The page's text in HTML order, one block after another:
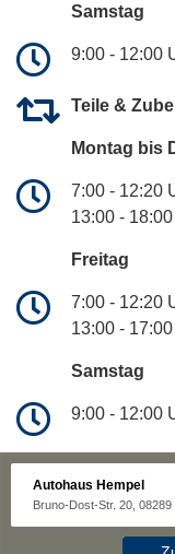
Samstag
9:00 - 12:00
Teile &
Montag bis
7:00 - 12:20
13:00 -
Freitag
7:00 - 12:20
13:00 -
Samstag
9:00 - 12:00
Autohaus Hempel
Bruno-Dost-Str. 20,